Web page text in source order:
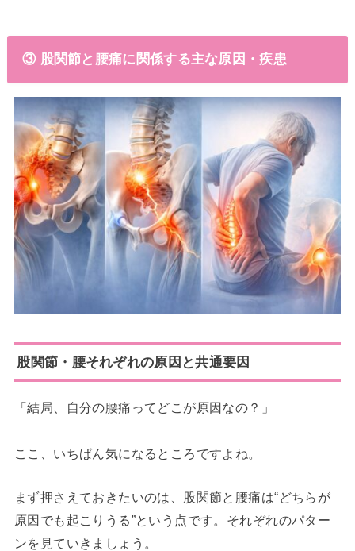
③ 股関節と腰痛に関係する主な原因・疾患
股関節・腰それぞれの原因と共通要因
「結局、自分の腰痛ってどこが原因なの？」
ここ、いちばん気になるところですよね。
まず押さえておきたいのは、股関節と腰痛は“どちらが
原因でも起こりうる”という点です。それぞれのパター
ンを見ていきましょう。